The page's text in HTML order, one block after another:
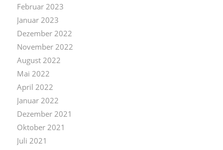
Februar 2023
Januar 2023
Dezember 2022
November 2022
August 2022
Mai 2022
April 2022
Januar 2022
Dezember 2021
Oktober 2021
Juli 2021